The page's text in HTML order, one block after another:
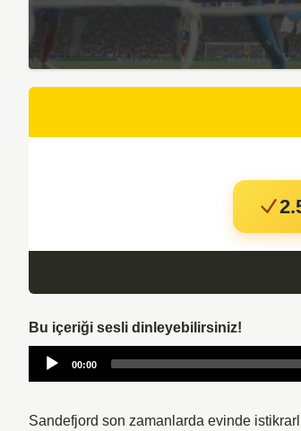
Bu içeriği sesli dinleyebilirsiniz!
Audio
00:00
Sandefjord son zamanlarda evinde